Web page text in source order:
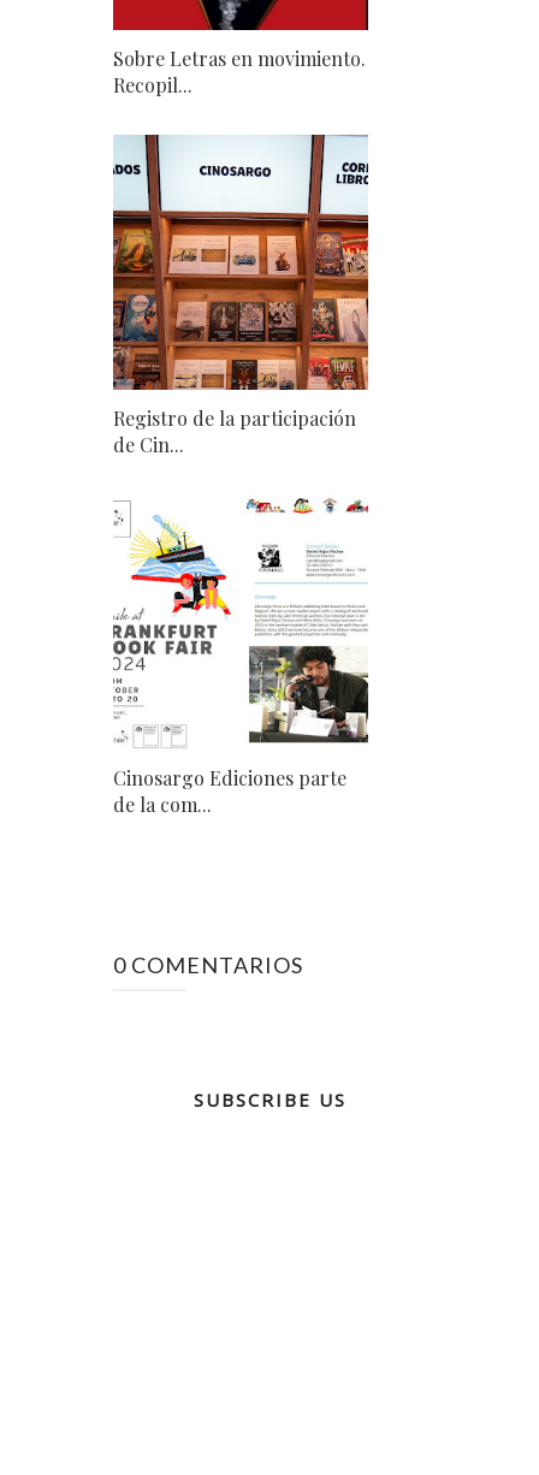
Sobre Letras en movimiento.
Recopil...
Registro de la participación
de Cin...
Cinosargo Ediciones parte
de la com...
0 COMENTARIOS
SUBSCRIBE US